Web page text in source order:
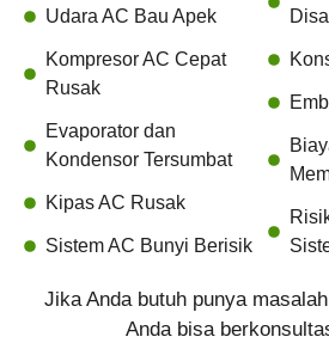
Udara AC Bau Apek
Kompresor AC Cepat
Rusak
Evaporator dan
Kondensor Tersumbat
Kipas AC Rusak
Sistem AC Bunyi Berisik
Jika Anda butuh punya
Anda bisa